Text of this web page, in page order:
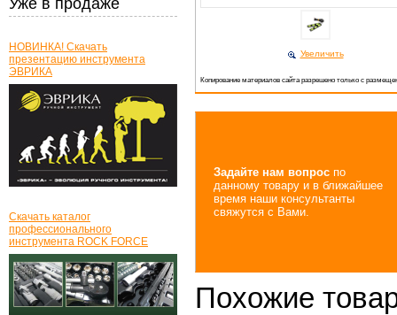
Увеличить
Копирование материалов сайта разрешено только с
Задайте нам вопрос по
данному товару и в ближайшее
время наши консультанты
свяжутся с Вами.
Похожие
Уже в продаже
НОВИНКА! Скачать
презентацию инструмента
ЭВРИКА
Скачать каталог
профессионального
инструмента ROCK FORCE